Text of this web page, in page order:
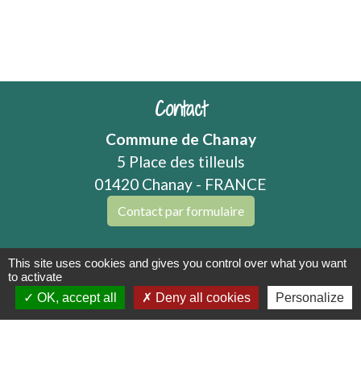
Contact
Commune de Chanay
5 Place des tilleuls
01420 Chanay - FRANCE
Contact par formulaire
Mentions légales - Politique de confidentialité -
Accessibilité - Plan du site -
This site uses cookies and gives you control over what you want
to activate
OK, accept all
Deny all cookies Personalize